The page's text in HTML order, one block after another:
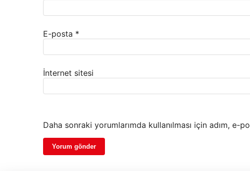
E-posta *
İnternet sitesi
Daha sonraki yorumlarımda kullanılması için adım,